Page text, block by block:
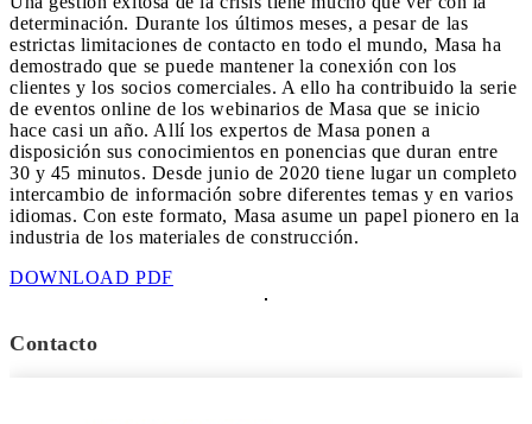
determinación. Durante los últimos meses, a pesar de las
estrictas limitaciones de contacto en todo el mundo, Masa ha
demostrado que se puede mantener la conexión con los
clientes y los socios comerciales. A ello ha contribuido la serie
de eventos online de los webinarios de Masa que se inicio
hace casi un año. Allí los expertos de Masa ponen a
disposición sus conocimientos en ponencias que duran entre
30 y 45 minutos. Desde junio de 2020 tiene lugar un completo
intercambio de información sobre diferentes temas y en varios
idiomas. Con este formato, Masa asume un papel pionero en la
industria de los materiales de construcción.
DOWNLOAD PDF
Contacto